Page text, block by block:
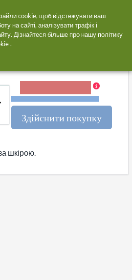
Здійснити покупку
шкірою.
cookie, щоб відстежувати ваш
на сайті, аналізувати трафік і
Дізнайтеся більше про нашу політику
.